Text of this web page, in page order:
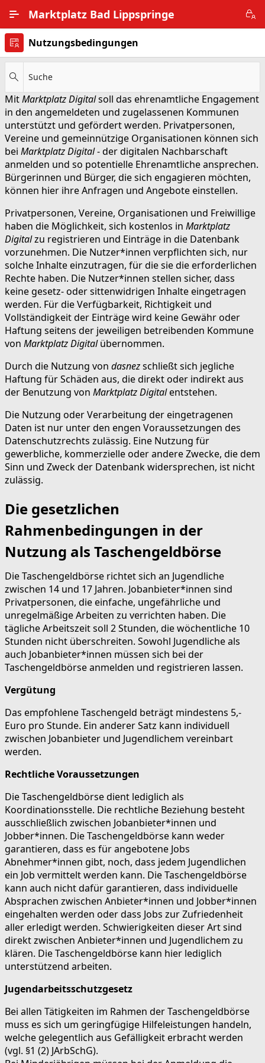
Marktplatz Bad Lippspringe
Alle Ortsteile
Impressum
Nutzungsbedingungen
Datenschutz
Nutzungsbedingungen
Suche
MitMarktplatz Digitalsoll das ehrenamtliche Engagement
in den angemeldeten und zugelassenen Kommunen
unterstützt und gefördert werden. Privatpersonen,
Vereine und gemeinnützige Organisationen können sich
bei Marktplatz Digital- der digitalen Nachbarschaft
anmelden und so potentielle Ehrenamtliche ansprechen.
Bürgerinnen und Bürger, die sich engagieren möchten,
können hier ihre Anfragen und Angebote einstellen.
Privatpersonen, Vereine, Organisationen und Freiwillige
haben die Möglichkeit, sich kostenlos in Marktplatz
Digitalzu registrieren und Einträge in die Datenbank
vorzunehmen. Die Nutzer*innen verpflichten sich, nur
solche Inhalte einzutragen, für die sie die erforderlichen
Rechte haben. Die Nutzer*innen stellen sicher, dass
keine gesetz- oder sittenwidrigen Inhalte eingetragen
werden. Für die Verfügbarkeit, Richtigkeit und
Vollständigkeit der Einträge wird keine Gewähr oder
Haftung seitens der jeweiligen betreibenden Kommune
von Marktplatz Digitalübernommen.
Durch die Nutzung von dasnezschließt sich jegliche
Haftung für Schäden aus, die direkt oder indirekt aus
der Benutzung von Marktplatz Digitalentstehen.
Die Nutzung oder Verarbeitung der eingetragenen
Daten ist nur unter den engen Voraussetzungen des
Datenschutzrechts zulässig. Eine Nutzung für
gewerbliche, kommerzielle oder andere Zwecke, die dem
Sinn und Zweck der Datenbank widersprechen, ist nicht
zulässig.
Die gesetzlichen
Rahmenbedingungen in der
Nutzung als Taschengeldbörse
Die Taschengeldbörse richtet sich an Jugendliche
zwischen 14 und 17 Jahren. Jobanbieter*innen sind
Privatpersonen, die einfache, ungefährliche und
unregelmäßige Arbeiten zu verrichten haben. Die
tägliche Arbeitszeit soll 2 Stunden, die wöchentliche 10
Stunden nicht überschreiten. Sowohl Jugendliche als
auch Jobanbieter*innen müssen sich bei der
Taschengeldbörse anmelden und registrieren lassen.
Vergütung
Das empfohlene Taschengeld beträgt mindestens 5,-
Euro pro Stunde. Ein anderer Satz kann individuell
zwischen Jobanbieter und Jugendlichem vereinbart
werden.
Rechtliche Voraussetzungen
Die Taschengeldbörse dient lediglich als
Koordinationsstelle. Die rechtliche Beziehung besteht
ausschließlich zwischen Jobanbieter*innen und
Jobber*innen. Die Taschengeldbörse kann weder
garantieren, dass es für angebotene Jobs
Abnehmer*innen gibt, noch, dass jedem Jugendlichen
ein Job vermittelt werden kann. Die Taschengeldbörse
kann auch nicht dafür garantieren, dass individuelle
Absprachen zwischen Anbieter*innen und Jobber*innen
eingehalten werden oder dass Jobs zur Zufriedenheit
aller erledigt werden. Schwierigkeiten dieser Art sind
direkt zwischen Anbieter*innen und Jugendlichem zu
klären. Die Taschengeldbörse kann hier lediglich
unterstützend arbeiten.
Jugendarbeitsschutzgesetz
Bei allen Tätigkeiten im Rahmen der Taschengeldbörse
muss es sich um geringfügige Hilfeleistungen handeln,
welche gelegentlich aus Gefälligkeit erbracht werden
(vgl. §1 (2) JArbSchG).